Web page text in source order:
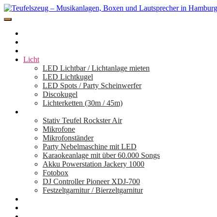
Zum
Inhalt
Licht
LED Lichtbar / Lichtanlage mieten
LED Lichtkugel
LED Spots / Party Scheinwerfer
Discokugel
Lichterketten (30m / 45m)
Stativ Teufel Rockster Air
Mikrofone
Mikrofonständer
Party Nebelmaschine mit LED
Karaokeanlage mit über 60.000 Songs
Akku Powerstation Jackery 1000
Fotobox
DJ Controller Pioneer XDJ-700
Festzeltgarnitur / Bierzeltgarnitur